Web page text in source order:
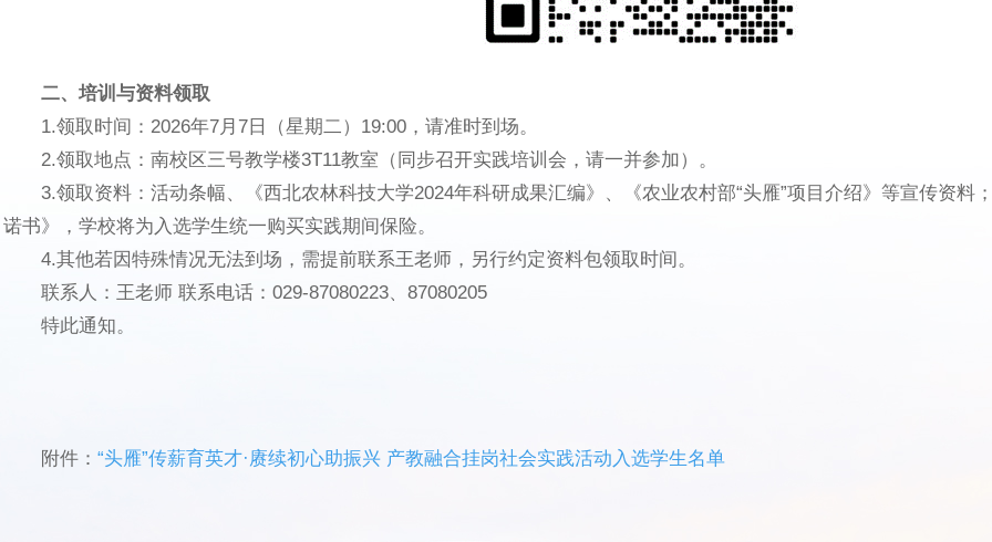
二、培训与资料领取
1.领取时间：2026年7月7日（星期二）19:00，请准时到场。
2.领取地点：南校区三号教学楼3T11教室（同步召开实践培训会，请一并参加）。
3.领取资料：活动条幅、《西北农林科技大学2024年科研成果汇编》、《农业农村部“头雁”项目介绍》等宣传资料
诺书》，学校将为入选学生统一购买实践期间保险。
4.其他若因特殊情况无法到场，需提前联系王老师，另行约定资料包领取时间。
联系人：王老师 联系电话：029-87080223、87080205
特此通知。
附件： “头雁”传薪育英才·赓续初心助振兴 产教融合挂岗社会实践活动入选学生名单